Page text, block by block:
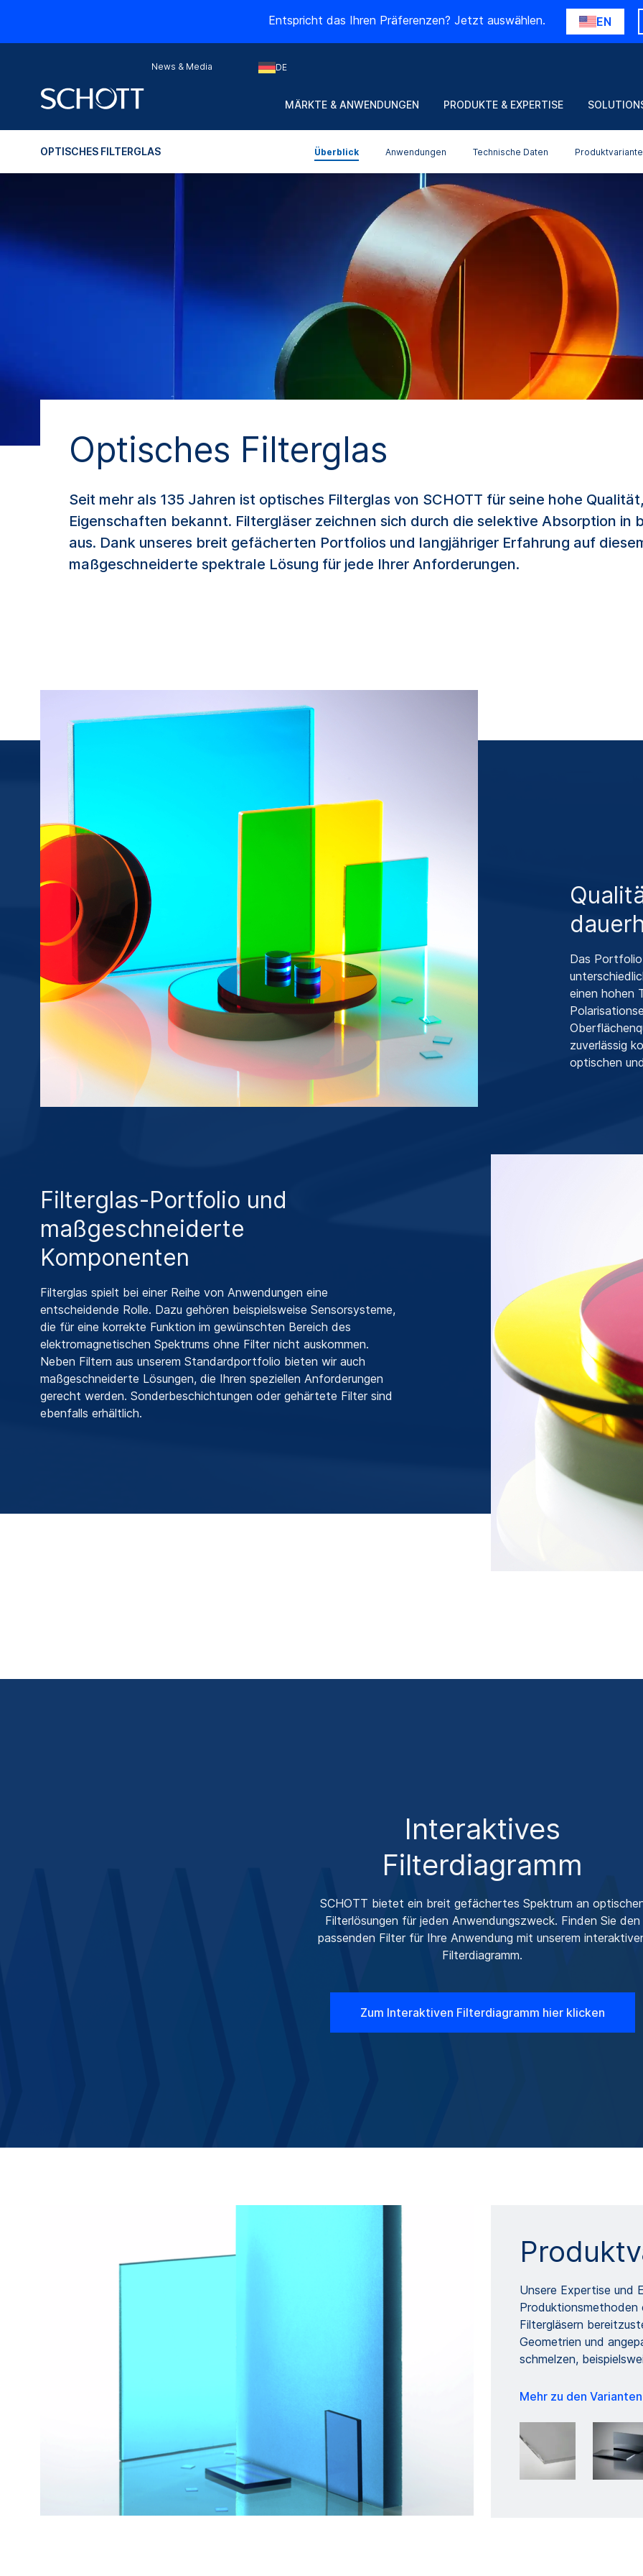
Entspricht das Ihren Präferenzen? Jetzt auswählen. EN
News & Media DE
MÄRKTE & ANWENDUNGEN PRODUKTE & EXPERTISE
OPTISCHES FILTERGLAS Überblick Anwendungen Technische Daten
Optisches Filterglas
Seit mehr als 135 Jahren ist optisches Filterglas von SCHOTT für seine hohe
Eigenschaften bekannt. Filtergläser zeichnen sich durch die selektive Absorption in
aus. Dank unseres breit gefächerten Portfolios und langjähriger Erfahrung auf
maßgeschneiderte spektrale Lösung für jede Ihrer Anforderungen.
Das
einen hohen
zuverlässig
optischen
Filterglas-Portfolio und
maßgeschneiderte
Komponenten
Filterglas spielt bei einer Reihe von Anwendungen eine
entscheidende Rolle. Dazu gehören beispielsweise Sensorsysteme,
die für eine korrekte Funktion im gewünschten Bereich des
elektromagnetischen Spektrums ohne Filter nicht auskommen.
Neben Filtern aus unserem Standardportfolio bieten wir auch
maßgeschneiderte Lösungen, die Ihren speziellen Anforderungen
gerecht werden. Sonderbeschichtungen oder gehärtete Filter sind
ebenfalls erhältlich.
Interaktives
Filterdiagramm
SCHOTT bietet ein breit gefächertes Spektrum an
Filterlösungen für jeden Anwendungszweck. Finden Sie den
passenden Filter für Ihre Anwendung mit unserem
Filterdiagramm.
Zum Interaktiven Filterdiagramm hier klicken
Unsere Expertise und
Produktionsmethoden
Filtergläsern
Geometrien und
schmelzen,
Mehr zu den